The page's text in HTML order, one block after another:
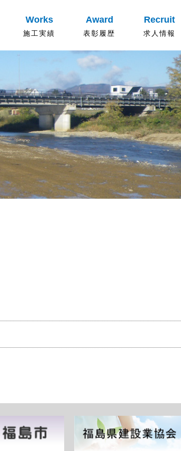
Works
施工実績
Award
表彰履歴
Recruit
求人情報
先輩社員の声
求人内容